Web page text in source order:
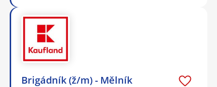
Brigádník (ž/m) - Mělník